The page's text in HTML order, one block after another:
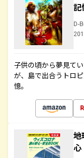
D-
子供の頃から夢見て
が、島で出合うトロ
憶。
地
心